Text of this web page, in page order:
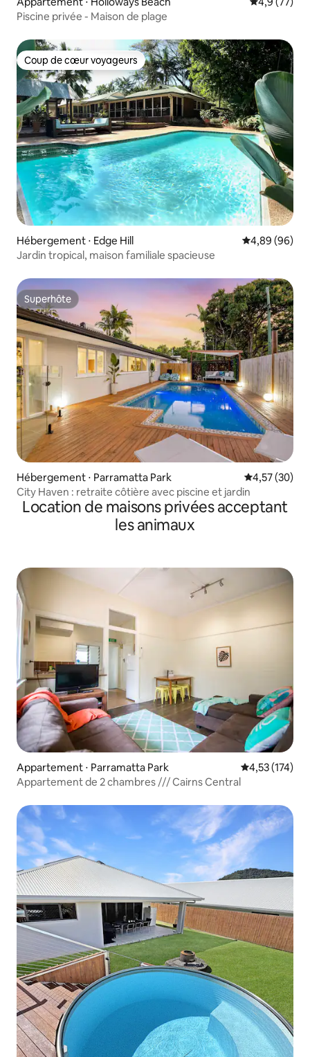
Piscine privée - Maison de plage
Coup de cœur voyageurs
Coup de cœur voyageurs
Hébergement ⋅ Edge Hill Évaluation
4,89 (96)
Jardin tropical, maison familiale spacieuse
Superhôte
Superhôte
Hébergement ⋅ Parramatta Park Évaluation
4,57 (30)
City Haven : retraite côtière avec piscine et jardin
Location de maisons privées acceptant
les animaux
Appartement ⋅ Parramatta Park Évaluation
4,53 (174)
Appartement de 2 chambres /// Cairns Central